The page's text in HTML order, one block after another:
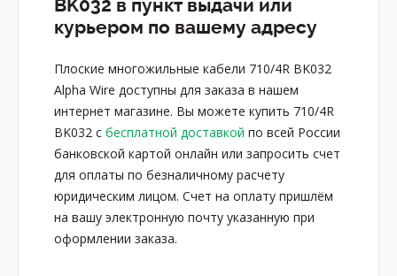
BK032 в пункт выдачи или
курьером по вашему адресу
Плоские многожильные кабели 710/4R BK032
Alpha Wire доступны для заказа в нашем
интернет магазине. Вы можете купить 710/4R
BK032 с бесплатной доставкой по всей России
банковской картой онлайн или запросить счет
для оплаты по безналичному расчету
юридическим лицом. Счет на оплату пришлём
на вашу электронную почту указанную при
оформлении заказа.